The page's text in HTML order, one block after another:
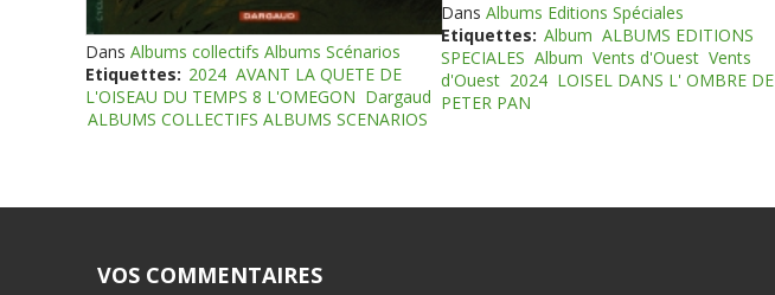
Dans Albums collectifs Albums Scénarios
Etiquettes: 2024 AVANT LA QUETE DE
L'OISEAU DU TEMPS 8 L'OMEGON Dargaud
ALBUMS COLLECTIFS ALBUMS SCENARIOS
Dans Albums Editions Spéciales
Etiquettes: Album ALBUMS EDITIONS
SPECIALES Album Vents d'Ouest Vents
d'Ouest 2024 LOISEL DANS L' OMBRE DE
PETER PAN
VOS COMMENTAIRES